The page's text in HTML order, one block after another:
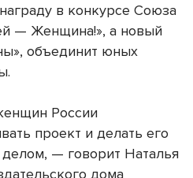
в конкурсе Союза
— Женщина!», а новый
объединит юных
России
проект и делать его
— говорит Наталья
дома